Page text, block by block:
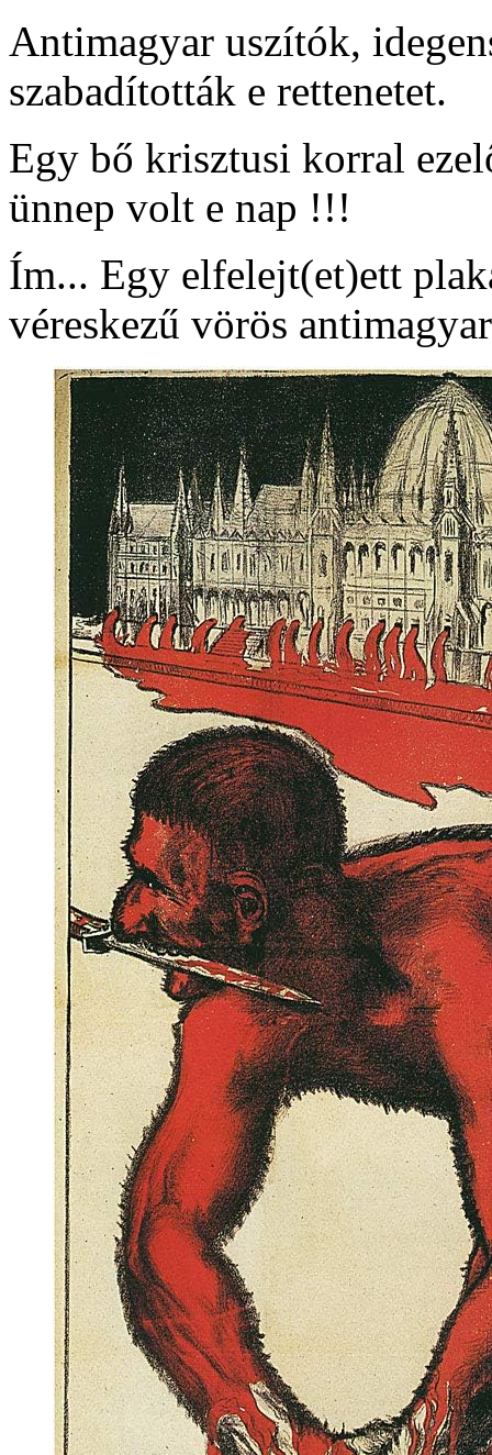
Antimagyar uszítók,
szabadították e rettenetet.
Egy bő krisztusi korral
ünnep volt e nap !!!
Ím... Egy elfelejt(et)ett
véreskezű vörös